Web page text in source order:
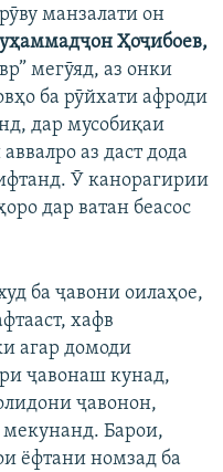
манзалати он
Ҳоҷибоев,
мегӯяд, аз онки
ба рӯйхати афроди
дар мусобиқаи
аз даст дода
Ӯ канорагирии
дар ватан беасос
ба ҷавони оилаҳое,
хафв
агар домоди
ҷавонаш кунад,
ҷавонон,
мекунанд. Барои,
ёфтани номзад ба